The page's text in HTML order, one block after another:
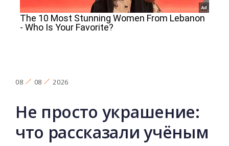
08 08 2026
Не просто украшение:
что рассказали учёным